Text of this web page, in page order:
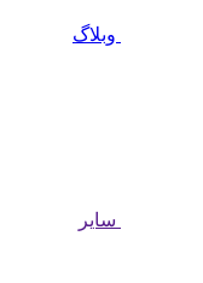
وبلاگ
سایر